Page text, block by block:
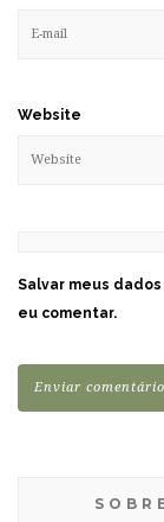
Website
Salvar meus
eu comentar.